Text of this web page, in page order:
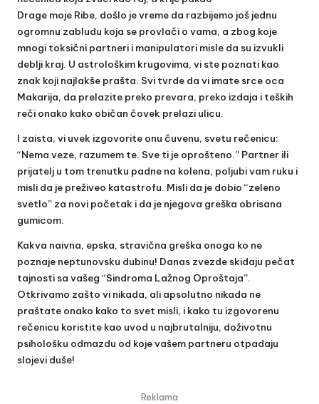
Drage moje Ribe, došlo je vreme da razbijemo još jednu
ogromnu zabludu koja se provlači o vama, a zbog koje
mnogi toksični partneri i manipulatori misle da su izvukli
deblji kraj. U astrološkim krugovima, vi ste poznati kao
znak koji najlakše prašta. Svi tvrde da vi imate srce oca
Makarija, da prelazite preko prevara, preko izdaja i teških
reči onako kako običan čovek prelazi ulicu.
I zaista, vi uvek izgovorite onu čuvenu, svetu rečenicu:
“Nema veze, razumem te. Sve ti je oprošteno.” Partner ili
prijatelj u tom trenutku padne na kolena, poljubi vam ruku i
misli da je preživeo katastrofu. Misli da je dobio “zeleno
svetlo” za novi početak i da je njegova greška obrisana
gumicom.
Kakva naivna, epska, stravična greška onoga ko ne
poznaje neptunovsku dubinu! Danas zvezde skidaju pečat
tajnosti sa vašeg “Sindroma Lažnog Oproštaja”.
Otkrivamo zašto vi nikada, ali apsolutno nikada ne
praštate onako kako to svet misli, i kako tu izgovorenu
rečenicu koristite kao uvod u najbrutalniju, doživotnu
psihološku odmazdu od koje vašem partneru otpadaju
slojevi duše!
Reklama